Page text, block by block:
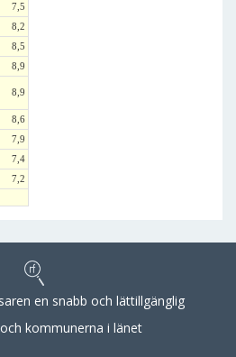
7,5
8,2
8,5
8,9
8,9
8,6
7,9
7,4
7,2
en snabb och lättillgänglig
kommunerna i länet